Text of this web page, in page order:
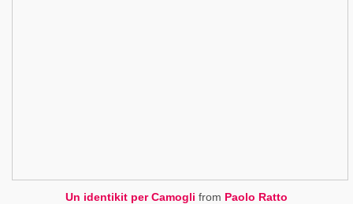
Un identikit per Camogli from Paolo Ratto